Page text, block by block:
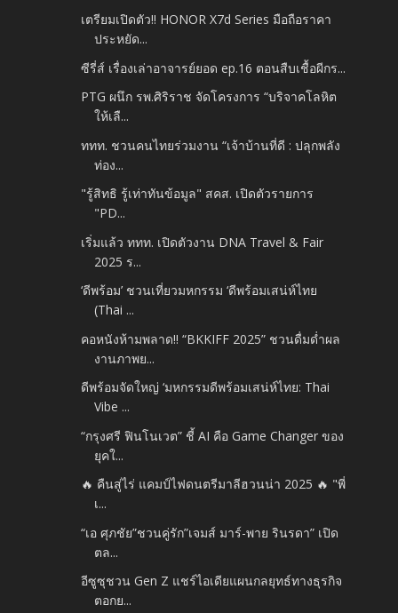
เตรียมเปิดตัว!! HONOR X7d Series มือถือราคา
ประหยัด...
ซีรี่ส์ เรื่องเล่าอาจารย์ยอด ep.16 ตอนสืบเชื้อผีกร...
PTG ผนึก รพ.ศิริราช จัดโครงการ “บริจาคโลหิต
ให้เลื...
ททท. ชวนคนไทยร่วมงาน “เจ้าบ้านที่ดี : ปลุกพลัง
ท่อง...
"รู้สิทธิ รู้เท่าทันข้อมูล" สคส. เปิดตัวรายการ
"PD...
เริ่มแล้ว ททท. เปิดตัวงาน DNA Travel & Fair
2025 ร...
‘ดีพร้อม’ ชวนเที่ยวมหกรรม ‘ดีพร้อมเสน่ห์ไทย
(Thai ...
คอหนังห้ามพลาด!! “BKKIFF 2025” ชวนดื่มด่ำผล
งานภาพย...
ดีพร้อมจัดใหญ่ ‘มหกรรมดีพร้อมเสน่ห์ไทย: Thai
Vibe ...
“กรุงศรี ฟินโนเวต” ชี้ AI คือ Game Changer ของ
ยุคใ...
🔥 คืนสู่ไร่ แคมป์ไฟดนตรีมาลีฮวนน่า 2025 🔥 "พี่
เ...
“เอ ศุภชัย”ชวนคู่รัก”เจมส์ มาร์-พาย รินรดา” เปิด
ตล...
อีซูซุชวน Gen Z แชร์ไอเดียแผนกลยุทธ์ทางธุรกิจ
ตอกย...